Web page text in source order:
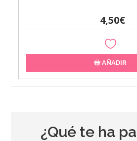
4,50€
AÑADIR
¿Qué te ha